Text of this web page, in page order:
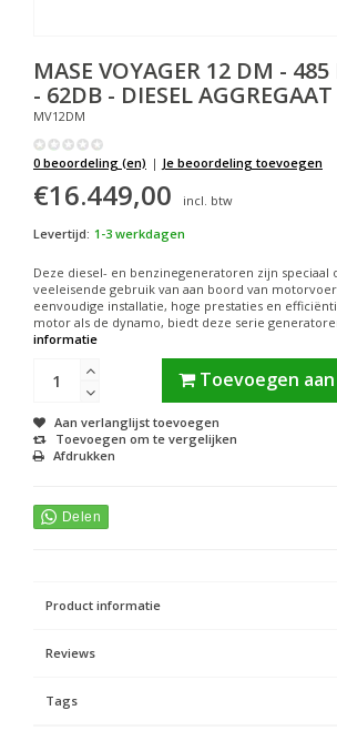
MASE VOYAGER 12 DM -
- 62DB - DIESEL AGGREGAAT
MV12DM
0 beoordeling (en) | Je beoordeling toevoegen
€16.449,00
incl. btw
Levertijd: 1-3 werkdagen
Deze diesel- en benzinegeneratoren zijn
veeleisende gebruik van aan boord van
eenvoudige installatie, hoge prestaties en
motor als de dynamo, biedt deze serie
informatie
Toevoegen
Aan verlanglijst toevoegen
Toevoegen om te vergelijken
Afdrukken
Product informatie
Reviews
Tags